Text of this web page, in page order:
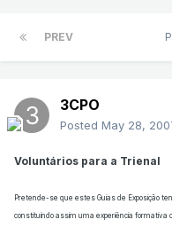
PREV
3CPO
Posted May 28,
Voluntários para a Trienal
Pretende-se que estes Guias de Exposição
constituindo assim uma experiência formativa